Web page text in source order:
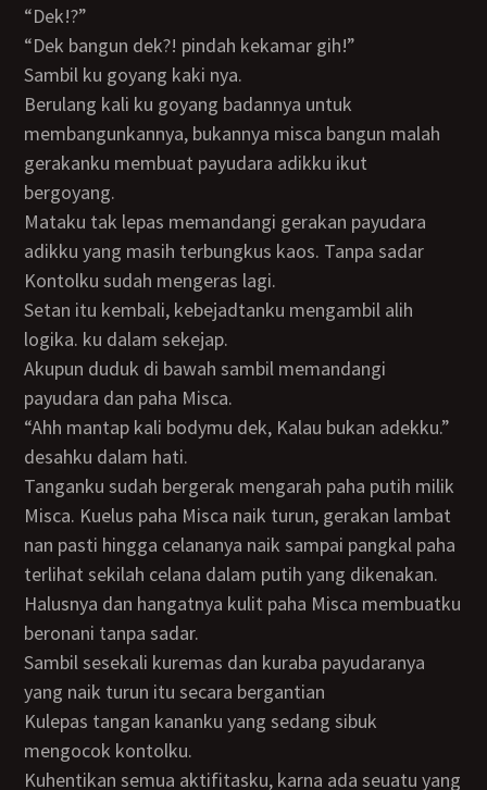
“Dek!?”
“Dek bangun dek?! pindah kekamar gih!”
Sambil ku goyang kaki nya.
Berulang kali ku goyang badannya untuk
membangunkannya, bukannya misca bangun malah
gerakanku membuat payudara adikku ikut
bergoyang.
Mataku tak lepas memandangi gerakan payudara
adikku yang masih terbungkus kaos. Tanpa sadar
Kontolku sudah mengeras lagi.
Setan itu kembali, kebejadtanku mengambil alih
logika. ku dalam sekejap.
Akupun duduk di bawah sambil memandangi
payudara dan paha Misca.
“Ahh mantap kali bodymu dek, Kalau bukan adekku.”
desahku dalam hati.
Tanganku sudah bergerak mengarah paha putih milik
Misca. Kuelus paha Misca naik turun, gerakan lambat
nan pasti hingga celananya naik sampai pangkal paha
terlihat sekilah celana dalam putih yang dikenakan.
Halusnya dan hangatnya kulit paha Misca membuatku
beronani tanpa sadar.
Sambil sesekali kuremas dan kuraba payudaranya
yang naik turun itu secara bergantian
Kulepas tangan kananku yang sedang sibuk
mengocok kontolku.
Kuhentikan semua aktifitasku, karna ada seuatu yang